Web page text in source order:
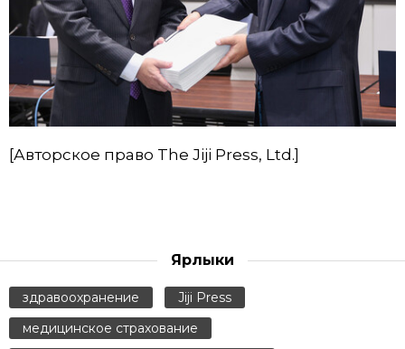
[Авторское право The Jiji Press, Ltd.]
Ярлыки
здравоохранение
Jiji Press
медицинское страхование